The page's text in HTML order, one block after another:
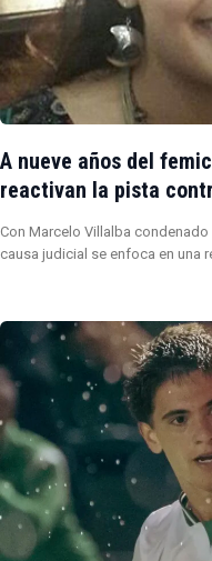
A nueve años del
reactivan la pista
Con Marcelo Villalba
causa judicial se enfoca en una